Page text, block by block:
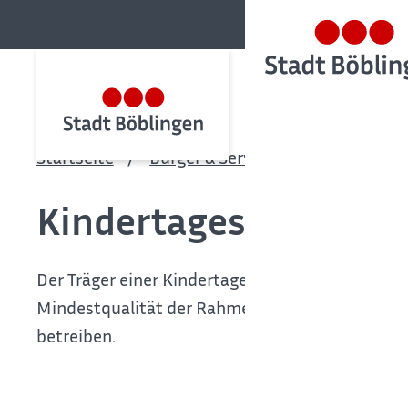
Startseite Bürger & Service
Der Träger einer Kindertageseinrichtung
Mindestqualität der Rahmenbedingungen sicher.
betreiben.